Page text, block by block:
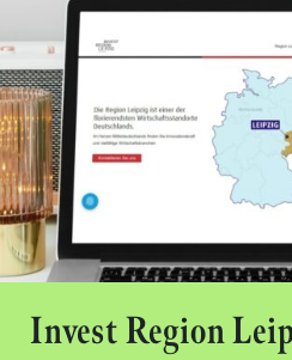
Invest Region